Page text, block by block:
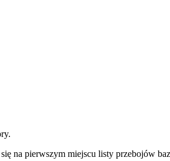
na pierwszym miejscu listy przebojów